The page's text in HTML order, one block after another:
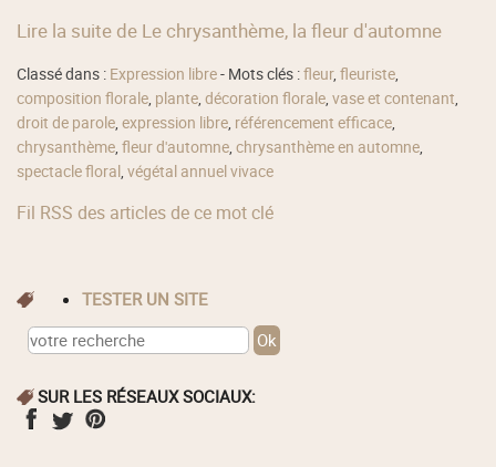
Lire la suite de Le chrysanthème, la fleur d'automne
Classé dans : Expression libre- Mots clés :fleur,fleuriste,
composition florale, plante,décoration florale,vase et contenant,
droit de parole,expression libre, référencement efficace,
chrysanthème,fleur d'automne,chrysanthème en automne,
spectacle floral ,végétal annuel vivace
Fil RSS des articles de ce mot clé
TESTER UN SITE
SUR LES RÉSEAUX SOCIAUX: